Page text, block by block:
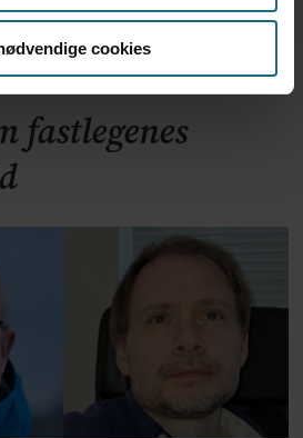
cookies
fastlegenes